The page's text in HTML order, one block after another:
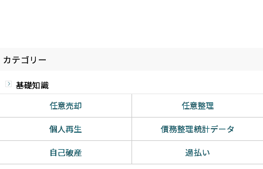
カテゴリー
基礎知識
任意売却
任意整理
個人再生
債務整理統計データ
自己破産
過払い